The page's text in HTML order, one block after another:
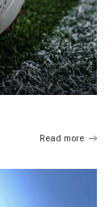
Read more